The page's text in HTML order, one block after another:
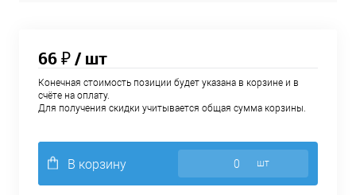
66 ₽/ шт
Конечная стоимость позиции будет указана в корзине и в
счёте на оплату.
Для получения скидки учитывается общая сумма корзины.
В корзину шт